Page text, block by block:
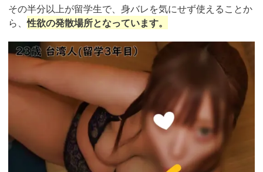
その半分以上が留学生で、身バレを気にせず使えることか
ら、性欲の発散場所となっています。
https://pcmax.jp/lp/?
ad_id=rm307152